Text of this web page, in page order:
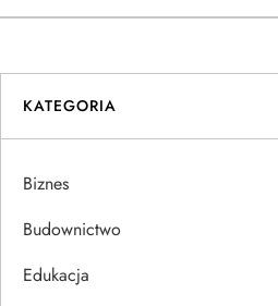
w
i
g
a
c
KATEGORIA
Biznes
Budownictwo
Edukacja